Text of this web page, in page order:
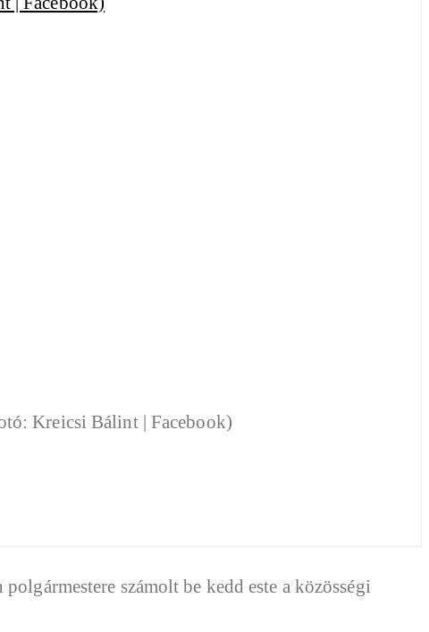
számolt be kedd este a közösségi